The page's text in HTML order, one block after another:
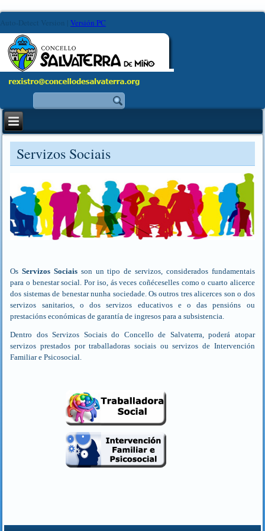
Auto-Detect Version Versión PC
Servizos Sociais
OsServizos Sociais son un tipo de servizos, considerados fundamentais
para o benestar social. Por iso, ás veces coñéceselles como o cuarto alicerce
dos sistemas de benestar nunha sociedade. Os outros tres alicerces son o dos
servizos sanitarios, o dos servizos educativos e o das pensións ou
prestacións económicas de garantía de ingresos para a subsistencia.
Dentro dos Servizos Sociais do Concello de Salvaterra, poderá atopar
servizos prestados por traballadoras sociais ou servizos de Intervención
Familiar e Psicosocial.